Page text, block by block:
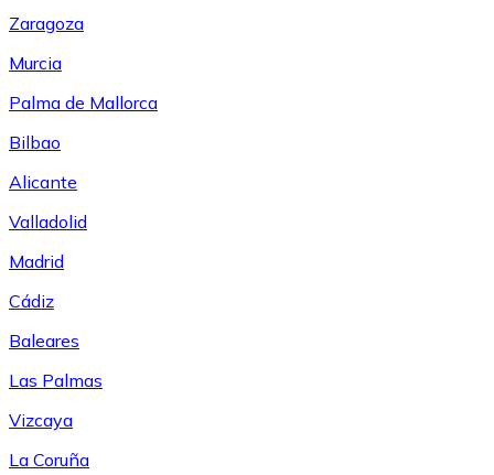
Zaragoza
Murcia
Palma de Mallorca
Bilbao
Alicante
Valladolid
Madrid
Cádiz
Baleares
Las Palmas
Vizcaya
La Coruña